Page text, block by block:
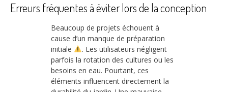
Erreurs fréquentes à éviter lors de la conception
Beaucoup de projets échouent à
cause d’un manque de préparation
initiale
. Les utilisateurs négligent
parfois la rotation des cultures ou les
besoins en eau. Pourtant, ces
éléments influencent directement la